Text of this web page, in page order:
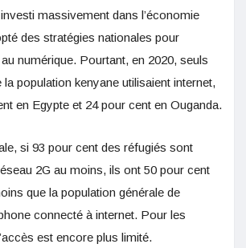
massivement dans l’économie
des stratégies nationales pour
numérique. Pourtant, en 2020, seuls
la population kenyane utilisaient internet,
en Egypte et 24 pour cent en Ouganda.
si 93 pour cent des réfugiés sont
2G au moins, ils ont 50 pour cent
que la population générale de
connecté à internet. Pour les
est encore plus limité.